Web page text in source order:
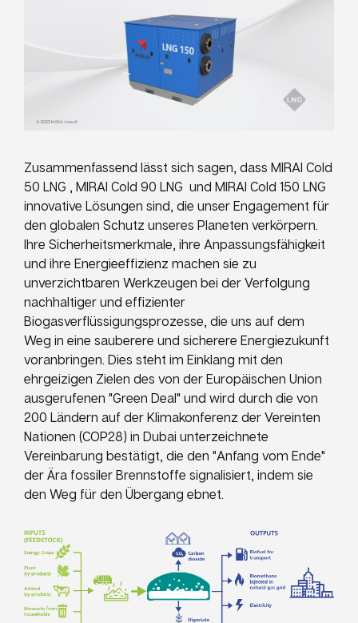
Zusammenfassend lässt sich sagen, dass MIRAI Cold
50 LNG , MIRAI Cold 90 LNG und MIRAI Cold 150 LNG
innovative Lösungen sind, die unser Engagement für
den globalen Schutz unseres Planeten verkörpern.
Ihre Sicherheitsmerkmale, ihre Anpassungsfähigkeit
und ihre Energieeffizienz machen sie zu
unverzichtbaren Werkzeugen bei der Verfolgung
nachhaltiger und effizienter
Biogasverflüssigungsprozesse, die uns auf dem
Weg in eine sauberere und sicherere Energiezukunft
voranbringen. Dies steht im Einklang mit den
ehrgeizigen Zielen des von der Europäischen Union
ausgerufenen "Green Deal" und wird durch die von
200 Ländern auf der Klimakonferenz der Vereinten
Nationen (COP28) in Dubai unterzeichnete
Vereinbarung bestätigt, die den "Anfang vom Ende"
der Ära fossiler Brennstoffe signalisiert, indem sie
den Weg für den Übergang ebnet.